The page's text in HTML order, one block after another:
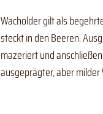
Wacholder gilt als
steckt in den Beeren.
mazeriert und
ausgeprägter, aber milder